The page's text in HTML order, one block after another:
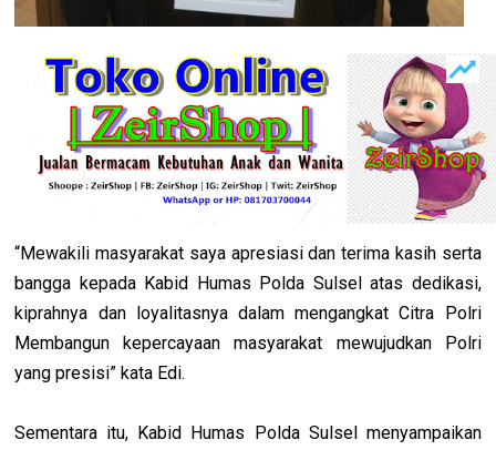
“Mewakili masyarakat saya apresiasi dan terima kasih serta
bangga kepada Kabid Humas Polda Sulsel atas dedikasi,
kiprahnya dan loyalitasnya dalam mengangkat Citra Polri
Membangun kepercayaan masyarakat mewujudkan Polri
yang presisi” kata Edi.
Sementara itu, Kabid Humas Polda Sulsel menyampaikan